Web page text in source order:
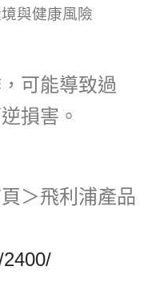
與健康風險
可能導致過
損害。
＞飛利浦產品